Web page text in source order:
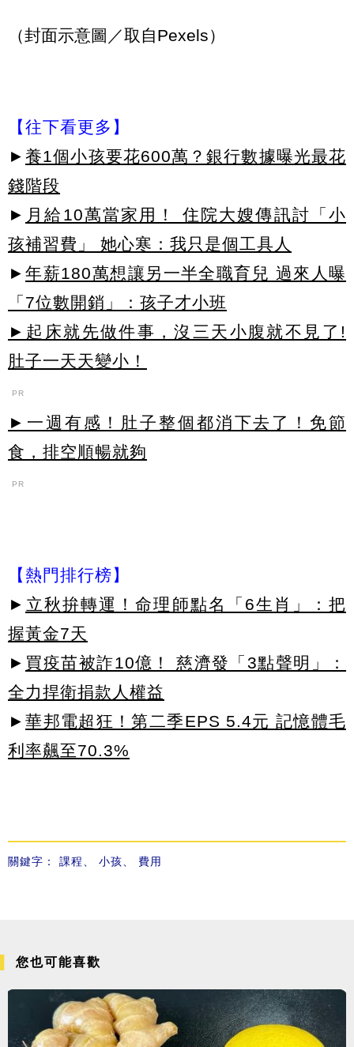
（封面示意圖／取自Pexels）
【往下看更多】
► 養1個小孩要花600萬？銀行數據曝光最花
錢階段
► 月給10萬當家用！ 住院大嫂傳訊討「小
孩補習費」 她心寒：我只是個工具人
► 年薪180萬想讓另一半全職育兒 過來人曝
「7位數開銷」：孩子才小班
►起床就先做件事，沒三天小腹就不見了!
肚子一天天變小！
PR
►一週有感！肚子整個都消下去了！免節
食，排空順暢就夠
PR
【熱門排行榜】
► 立秋拚轉運！命理師點名「6生肖」：把
握黃金7天
► 買疫苗被詐10億！ 慈濟發「3點聲明」：
全力捍衛捐款人權益
► 華邦電超狂！第二季EPS 5.4元 記憶體毛
利率飆至70.3%
關鍵字： 課程 小孩 費用
您也可能喜歡